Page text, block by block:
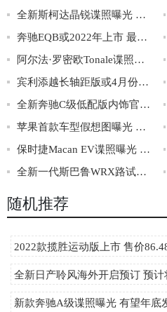
全新斯柯达晶锐谍照曝光 提供多种动力可选
奔驰EQB或2022年上市 最大续航有望达480km
阿尔法·罗密欧Tonale谍照曝光 2022年一季度亮相
宾利添越长轴距版或4月份发布 后排或更奢华
全新奔驰C级低配版内饰官图发布 仪表中控屏都变小了
苹果首款车型假想图曝光 或命名为Apple ONE
保时捷Macan EV谍照曝光 或将于2022年亮相
全新一代斯巴鲁WRX路试谍照曝光 或年底亮相
随机推荐
2022款揽胜运动版上市 售价
全新日产聆风海外开启预订 预
新款奔驰A级谍照曝光 有望年底